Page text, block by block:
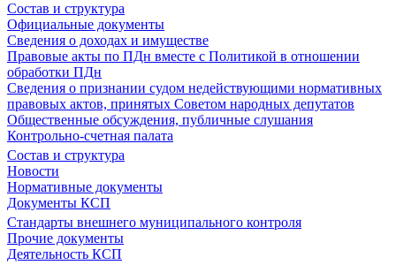
Состав и структура
Официальные документы
Сведения о доходах и имуществе
Правовые акты по ПДн вместе с Политикой в отношении
обработки ПДн
Сведения о признании судом недействующими нормативных
правовых актов, принятых Советом народных депутатов
Общественные обсуждения, публичные слушания
Контрольно-счетная палата
Состав и структура
Новости
Нормативные документы
Документы КСП
Стандарты внешнего муниципального контроля
Прочие документы
Деятельность КСП